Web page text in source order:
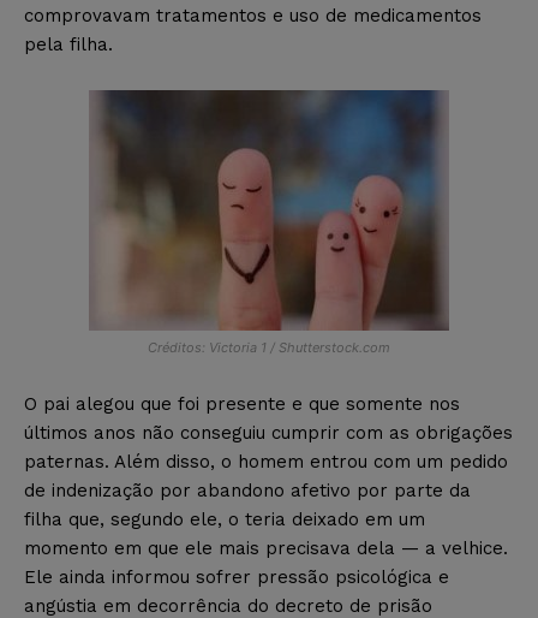
comprovavam tratamentos e uso de medicamentos
pela filha.
Créditos: Victoria 1 / Shutterstock.com
O pai alegou que foi presente e que somente nos
últimos anos não conseguiu cumprir com as obrigações
paternas. Além disso, o homem entrou com um pedido
de indenização por abandono afetivo por parte da
filha que, segundo ele, o teria deixado em um
momento em que ele mais precisava dela — a velhice.
Ele ainda informou sofrer pressão psicológica e
angústia em decorrência do decreto de prisão